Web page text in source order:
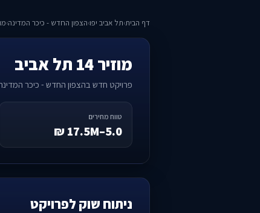
דף הבית›תל אביב יפו›הצפון החדש - כיכר המדינה›
מוזיר 14 תל אביב
פרויקט חדש בהצפון החדש - כיכר
טווח מחירים
5.0–17.5M ₪
ניתוח שוק לפרויקט